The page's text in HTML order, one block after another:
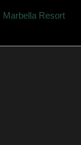
Marbella Resort